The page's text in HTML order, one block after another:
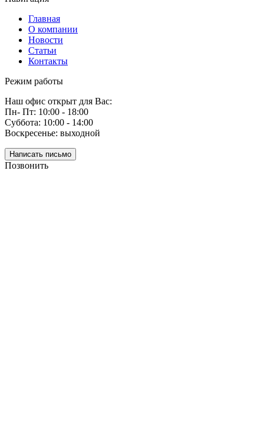
Главная
О компании
Новости
Статьи
Контакты
Режим работы
Наш офис открыт для Вас:
Пн- Пт: 10:00 - 18:00
Суббота: 10:00 - 14:00
Воскресенье: выходной
Написать письмо
Позвонить